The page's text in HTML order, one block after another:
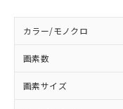
カラー/モノクロ
画素数
画素サイズ